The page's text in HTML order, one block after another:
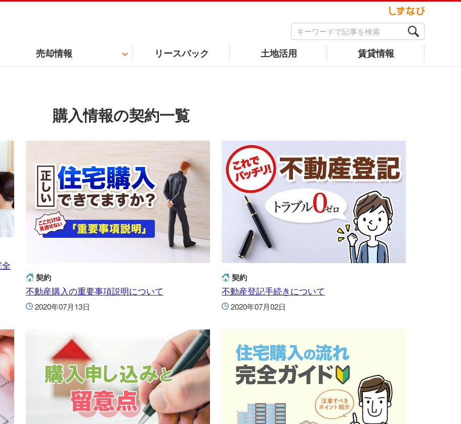
売却情報 リースバック 土地活用 賃貸情報
購入情報の契約一覧
契約
不動産購入の重要事項説明について
2020年07月13日
契約
不動産登記手続きについて
2020年07月02日